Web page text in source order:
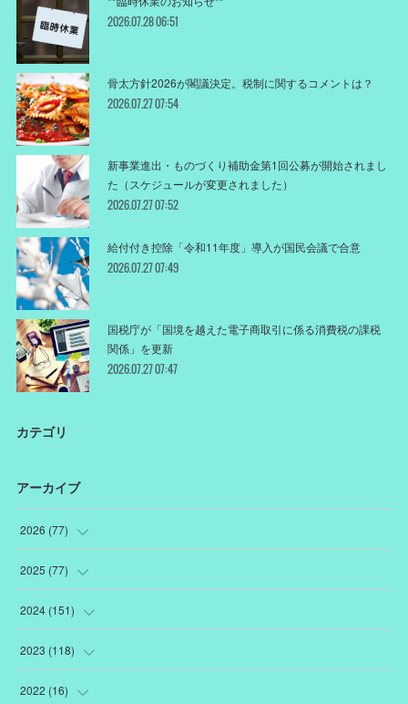
2026.07.28 06:51
骨太方針2026が閣議決定。税制に関するコメントは？
2026.07.27 07:54
新事業進出・ものづくり補助金第1回公募が開始されまし
た（スケジュールが変更されました）
2026.07.27 07:52
給付付き控除「令和11年度」導入が国民会議で合意
2026.07.27 07:49
国税庁が「国境を越えた電子商取引に係る消費税の課税
関係」を更新
2026.07.27 07:47
カテゴリ
アーカイブ
2026 (77)
(18 )
(12
(12
(10
2025 (77)
(1)
(22
(22 )
2024 (151)
(19
(7
2023 (118)
(18 )
2022 (16)